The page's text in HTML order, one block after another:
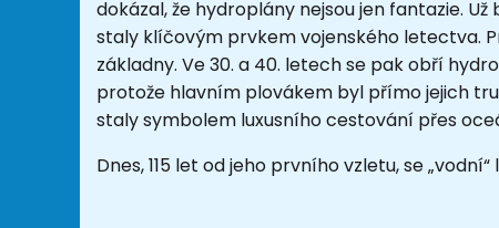
dokázal, že hydroplány nejsou jen fantazie.
staly klíčovým prvkem vojenského letectva.
základny. Ve 30. a 40. letech se pak obří
protože hlavním plovákem byl přímo jejich
staly symbolem luxusního cestování přes
Dnes, 115 let od jeho prvního vzletu, se